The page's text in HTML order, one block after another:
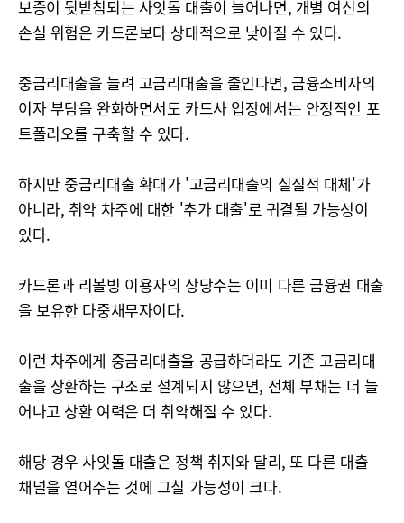
보증이 뒷받침되는 사잇돌 대출이 늘어나면, 개별 여신의
손실 위험은 카드론보다 상대적으로 낮아질 수 있다.
중금리대출을 늘려 고금리대출을 줄인다면, 금융소비자의
이자 부담을 완화하면서도 카드사 입장에서는 안정적인 포
트폴리오를 구축할 수 있다.
하지만 중금리대출 확대가 '고금리대출의 실질적 대체'가
아니라, 취약 차주에 대한 '추가 대출'로 귀결될 가능성이
있다.
카드론과 리볼빙 이용자의 상당수는 이미 다른 금융권 대출
을 보유한 다중채무자이다.
이런 차주에게 중금리대출을 공급하더라도 기존 고금리대
출을 상환하는 구조로 설계되지 않으면, 전체 부채는 더 늘
어나고 상환 여력은 더 취약해질 수 있다.
해당 경우 사잇돌 대출은 정책 취지와 달리, 또 다른 대출
채널을 열어주는 것에 그칠 가능성이 크다.